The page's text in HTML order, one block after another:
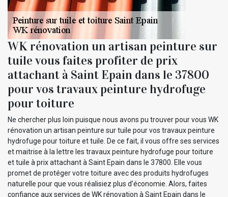
WK rénovation un artisan peinture sur
tuile vous faites profiter de prix
attachant à Saint Epain dans le 37800
pour vos travaux peinture hydrofuge
pour toiture
Ne chercher plus loin puisque nous avons pu trouver pour vous WK
rénovation un artisan peinture sur tuile pour vos travaux peinture
hydrofuge pour toiture et tuile. De ce fait, il vous offre ses services
et maitrise à la lettre les travaux peinture hydrofuge pour toiture
et tuile à prix attachant à Saint Epain dans le 37800. Elle vous
promet de protéger votre toiture avec des produits hydrofuges
naturelle pour que vous réalisiez plus d’économie. Alors, faites
confiance aux services de WK rénovation à Saint Epain dans le